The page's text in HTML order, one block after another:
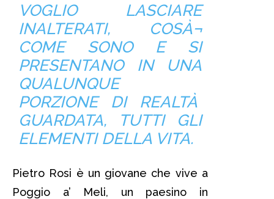
VOGLIO LASCIARE
INALTERATI, COSÀ¬
COME SONO E SI
PRESENTANO IN UNA
QUALUNQUE
PORZIONE DI REALTÀ
GUARDATA, TUTTI GLI
ELEMENTI DELLA VITA.
Pietro Rosi è un giovane che vive a
Poggio a’ Meli, un paesino in